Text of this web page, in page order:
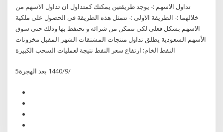
تداول الاسهم :- يوجد طريقتين يمكنك كمتداول ان تداول الاسهم من
خلالهما :- الطريقة الاولى :- تتمثل هذه الطريقة في الحصول على ملكية
الاسهم بشكل فعلي لكي تتمكن من شرائه و تحتفظ بها وذلك حتى سوق
الأسهم السعودية يطلق تداول منتجات المشتقات الشهر المقبل مخزونات
النفط الخام: ارتفاع سعر النفط نتيجة لعمليات السحب الكبيرة
5‏‏/9‏‏/1440 بعد الهجرة